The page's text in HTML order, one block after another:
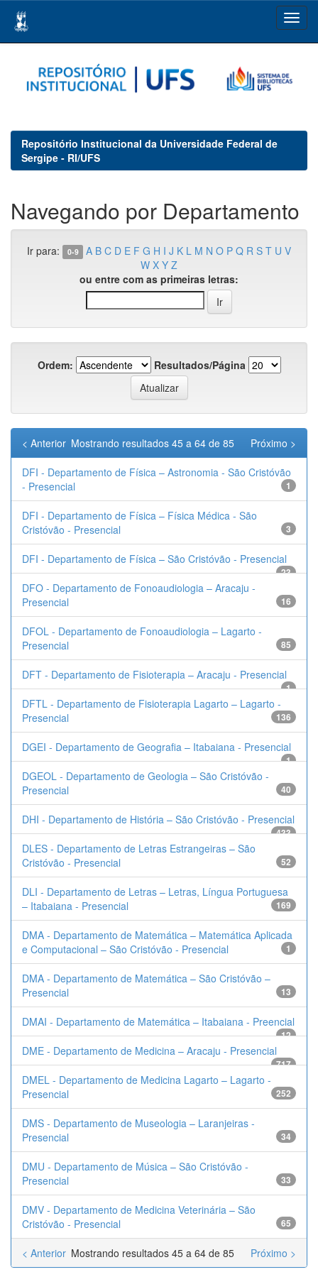
navigation
Repositório Institucional da Universidade Federal de
Sergipe - RI/UFS
Navegando por Departamento
Ir para: 0-9 A B C D E F G H I J K L M N O P Q R S T U V
W X Y Z
ou entre com as primeiras letras:
Ordem: Resultados/Página
Mostrando resultados 45 a 64 de 85
< Anterior Próximo >
DFI - Departamento de Física – Astronomia - São Cristóvão
- Presencial
1
DFI - Departamento de Física – Física Médica - São
Cristóvão - Presencial
3
DFI - Departamento de Física – São Cristóvão - Presencial
23
DFO - Departamento de Fonoaudiologia – Aracaju -
Presencial
16
DFOL - Departamento de Fonoaudiologia – Lagarto -
Presencial
85
DFT - Departamento de Fisioterapia – Aracaju - Presencial
1
DFTL - Departamento de Fisioterapia Lagarto – Lagarto -
Presencial
136
DGEI - Departamento de Geografia – Itabaiana - Presencial
1
DGEOL - Departamento de Geologia – São Cristóvão -
Presencial
40
DHI - Departamento de História – São Cristóvão - Presencial
433
DLES - Departamento de Letras Estrangeiras – São
Cristóvão - Presencial
52
DLI - Departamento de Letras – Letras, Língua Portuguesa
– Itabaiana - Presencial
169
DMA - Departamento de Matemática – Matemática Aplicada
e Computacional – São Cristóvão - Presencial
1
DMA - Departamento de Matemática – São Cristóvão –
Presencial
13
DMAI - Departamento de Matemática – Itabaiana - Preencial
12
DME - Departamento de Medicina – Aracaju - Presencial
717
DMEL - Departamento de Medicina Lagarto – Lagarto -
Presencial
252
DMS - Departamento de Museologia – Laranjeiras -
Presencial
34
DMU - Departamento de Música – São Cristóvão -
Presencial
33
DMV - Departamento de Medicina Veterinária – São
Cristóvão - Presencial
65
Mostrando resultados 45 a 64 de 85
< Anterior Próximo >